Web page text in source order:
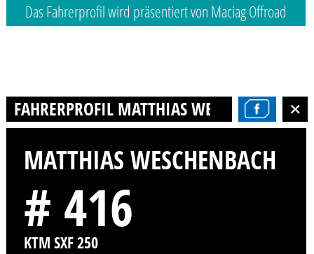
Das Fahrerprofil wird präsentiert von Maciag Offroad
FAHRERPROFIL MATTHIAS WESCHENBACH
MATTHIAS WESCHENBACH
# 416
KTM SXF 250